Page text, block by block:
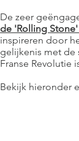
De zeer
de 'Rolling Stone
inspireren door
gelijkenis met de
Franse Revolutie
Bekijk hieronder